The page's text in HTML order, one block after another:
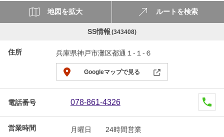
SS情報 (343408)
住所 兵庫県神戸市灘区都通１-１-６
Googleマップで見る
電話番号 078-861-4326
営業時間 月曜日
24時間営業
地図を拡大 ルートを検索